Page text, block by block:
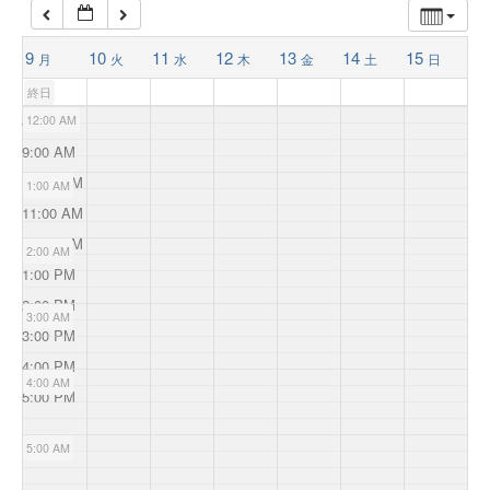
9 月 10 火 11 水 12 木 13 金 14 土 15 日
終日
12:00 AM
1:00 AM
2:00 AM
3:00 AM
4:00 AM
5:00 AM
8:00 AM
9:00 AM
10:00 AM
11:00 AM
12:00 PM
1:00 PM
2:00 PM
3:00 PM
4:00 PM
5:00 PM